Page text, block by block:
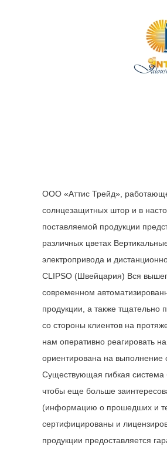
ООО «Аттис Трейд»,
солнцезащитных штор и в
поставляемой продукции
различных цветах
электропривода и
CLIPSO (Швейцария) Вся
современном
продукции, а также
со стороны клиентов на
нам оперативно реагировать
ориентирована на выполнение
Существующая гибкая система
чтобы еще больше
(информацию о прошедших и
сертифицированы и
продукции предоставляется